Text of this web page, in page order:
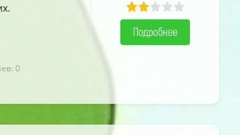
0
Подробнее